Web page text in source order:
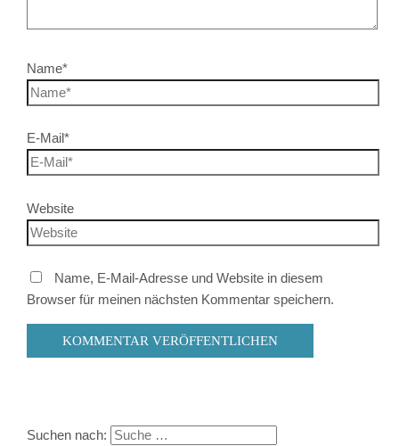
Name*
E-Mail*
Website
Name, E-Mail-Adresse und Website in diesem
Browser für meinen nächsten Kommentar speichern.
Suchen nach: